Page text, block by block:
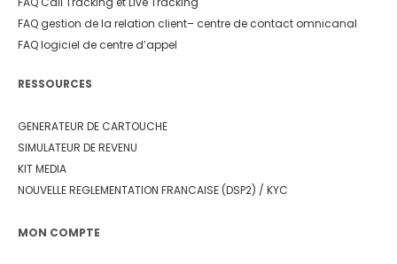
FAQ gestion de la relation client– centre de contact omnicanal
FAQ logiciel de centre d’appel
RESSOURCES
GENERATEUR DE CARTOUCHE
SIMULATEUR DE REVENU
KIT MEDIA
NOUVELLE REGLEMENTATION FRANCAISE (DSP2) / KYC
MON COMPTE